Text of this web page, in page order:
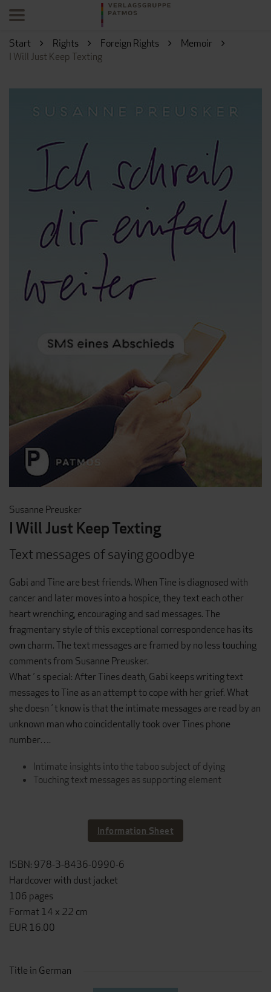
Start Rights Foreign Rights
Memoir
I Will Just Keep Texting
Susanne Preusker
I Will Just Keep Texting
Text messages of saying goodbye
Gabi and Tine are best friends. When Tine is diagnosed with
cancer and later moves into a hospice, they text each other
heart wrenching, encouraging and sad messages. The
fragmentary style of this exceptional correspondence has its
own charm. The text messages are framed by no less touching
comments from Susanne Preusker.
What´s special: After Tines death, Gabi keeps writing text
messages to Tine as an attempt to cope with her grief. What
she doesn´t know is that the intimate messages are read by an
unknown man who coincidentally took over Tines phone
number….
Intimate insights into the taboo subject of dying
Touching text messages as supporting element
Information Sheet
ISBN: 978-3-8436-0990-6
Hardcover with dust jacket
106 pages
Format 14 x 22 cm
EUR 16.00
Title in German